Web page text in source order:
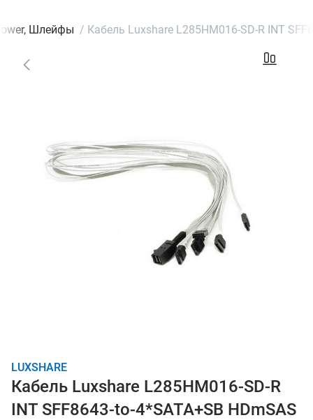
Шлейфы / Кабель Luxshare L285HM016-SD-R INT
LUXSHARE
Кабель Luxshare L285HM016-SD-R
INT SFF8643-to-4*SATA+SB HDmSAS